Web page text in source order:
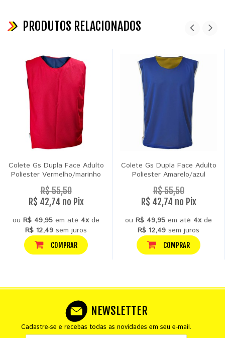
PRODUTOS RELACIONADOS
Colete Gs Dupla Face Adulto
Poliester Vermelho/marinho
R$ 55,50
R$ 42,74 no Pix
ou R$ 49,95 em até 4xde
R$ 12,49 sem juros
COMPRAR
Colete Gs Dupla Face Adulto
Poliester Amarelo/azul
R$ 55,50
R$ 42,74 no Pix
ou R$ 49,95 em até 4xde
R$ 12,49 sem juros
COMPRAR
NEWSLETTER
Cadastre-se e recebas todas as novidades em seu e-mail.